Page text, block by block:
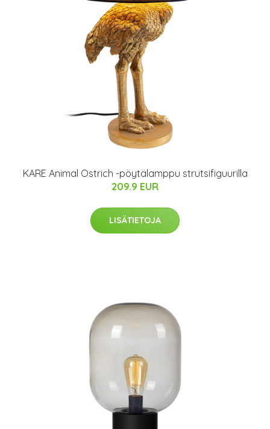
KARE Animal Ostrich -pöytälamppu strutsifiguurilla
209.9 EUR
LISÄTIETOJA